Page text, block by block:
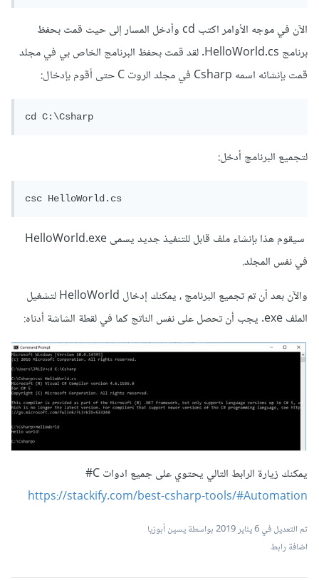
الآن في موجه الأوامر اكتب cd وأدخل المسار إلى حيث قمت بحفظ
برنامج HelloWorld.cs. لقد قمت بحفظ البرنامج الخاص بي في مجلد
قمت بإنشائه اسمه Csharp في مجلد الروت C حتى أقوم بإدخال:
لتجميع البرنامج أدخل:
سيقوم هذا بإنشاء ملف قابل للتنفيذ جديد يسمى HelloWorld.exe
في نفس المجلد.
والآن بعد أن تم تجميع البرنامج ، يمكنك إدخال HelloWorld لتشغيل
الملف exe. يجب أن تحصل على نفس الناتج كما في لقطة الشاشة أدناه:
يمكنك زيارة الرابط التالي يحتوي على جميع ادوات C#
https://stackify.com/best-csharp-tools/#Automation
تم التعديل في6 يناير 2019
بواسطة يسين أبوزيا
اضافة رابط